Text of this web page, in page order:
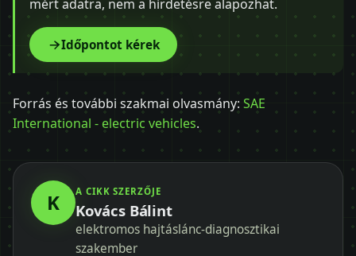
mért adatra, nem a hirdetésre alapozhat.
Időpontot kérek
Forrás és további szakmai olvasmány: SAE
International - electric vehicles.
K A CIKK SZERZŐJE
Kovács Bálint
elektromos hajtáslánc-diagnosztikai
szakember